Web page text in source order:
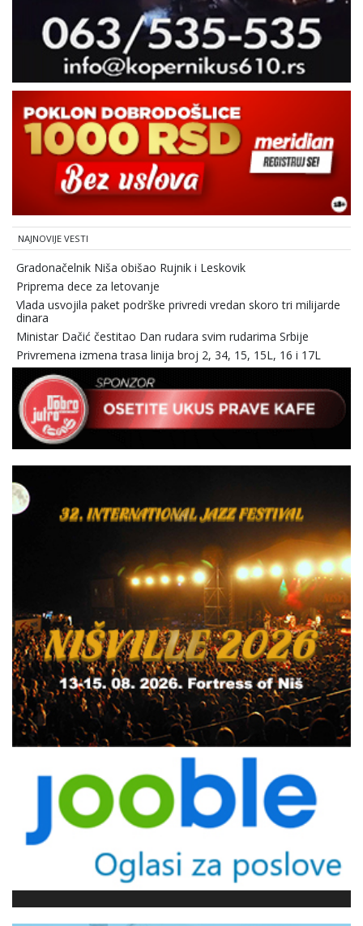
NAJNOVIJE VESTI
Gradonačelnik Niša obišao Rujnik i Leskovik
Priprema dece za letovanje
Vlada usvojila paket podrške privredi vredan skoro tri milijarde
dinara
Ministar Dačić čestitao Dan rudara svim rudarima Srbije
Privremena izmena trasa linija broj 2, 34, 15, 15L, 16 i 17L